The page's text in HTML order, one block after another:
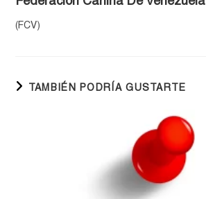
(FCV)
TAMBIÉN PODRÍA GUSTARTE